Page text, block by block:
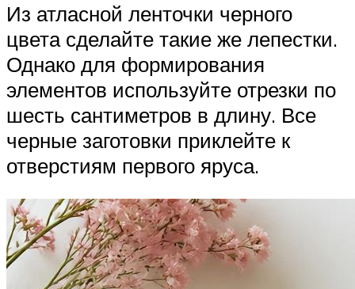
Из атласной ленточки черного
цвета сделайте такие же лепестки.
Однако для формирования
элементов используйте отрезки по
шесть сантиметров в длину. Все
черные заготовки приклейте к
отверстиям первого яруса.